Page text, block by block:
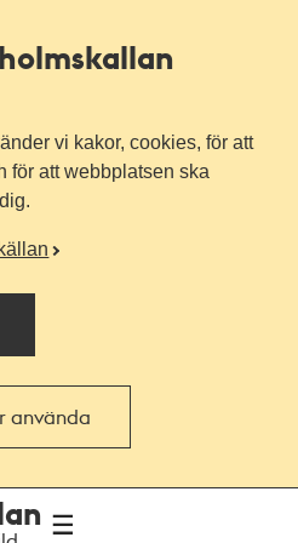
vi kakor, cookies, för att
för att webbplatsen ska
använda